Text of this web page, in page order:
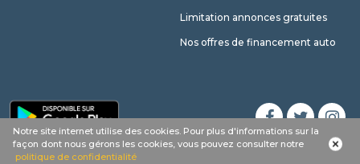
phone Appel Whatsapp SMS
Notre site internet utilise des cookies. Pour plus d'informations sur la
façon dont nous gérons les cookies, vous pouvez consulter notre
politique de confidentialité
Limitation annonces gratuites
Nos offres de financement auto
© 2017 - 2026 Copyright CoinAfrique